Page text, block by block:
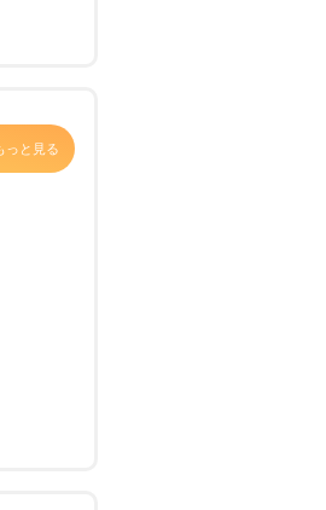
っと見る